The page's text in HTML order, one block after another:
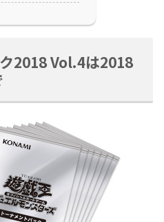
2018 Vol.4は2018